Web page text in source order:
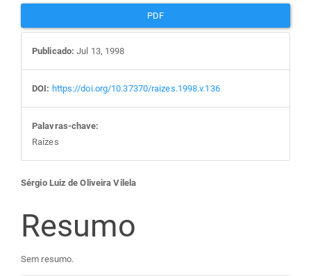
PDF
Publicado: Jul 13, 1998
DOI: https://doi.org/10.37370/raizes.1998.v.136
Palavras-chave:
Raízes
Conteúdo
do
artigo
Sérgio Luiz de Oliveira Vilela
Resumo
Sem resumo.